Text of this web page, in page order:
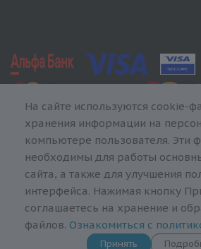
На сайте используются cookie-
хранения информации на
компьютере пользователя. Эти
необходимы для работы
сайта, а также для улучшения
интерфейса. Нажимая кнопку
соглашаетесь на хранение и
файлов. Ознакомиться с
Принять